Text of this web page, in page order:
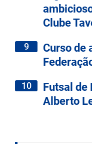
Clube
9
Curso de
10
Futsal de
Alberto